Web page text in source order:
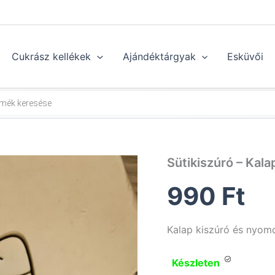
Cukrász kellékek Ajándéktárgyak Esküvői
Sütikiszúró –
990 Ft
Kalap kiszúró és
Készleten